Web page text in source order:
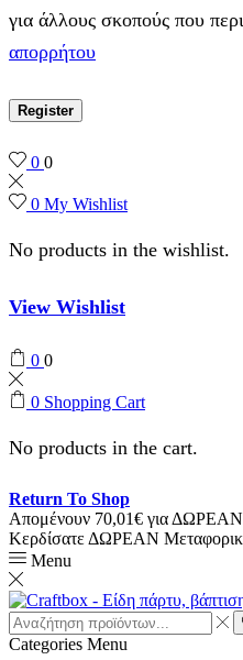
για άλλους σκοπούς που
απορρήτου
Register
0 0
0 My Wishlist
No products in the wishlist.
View Wishlist
0 0
0 Shopping Cart
No products in the cart.
Return To Shop
Απομένουν 70,01€ για ΔΩΡΕΑΝ
Κερδίσατε ΔΩΡΕΑΝ
Menu
Search
input
Categories Menu